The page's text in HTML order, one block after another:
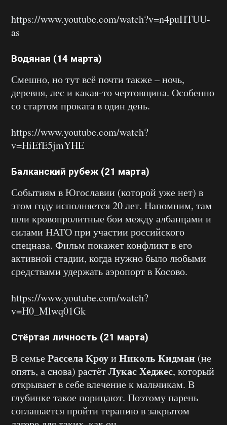
https://www.youtube.com/watch?v=n4puHTUU-
as
Водяная (14 марта)
Смешно, но тут всё почти также – ночь,
деревня, лес и какая-то чертовщина. Особенно
со стартом проката в один день.
https://www.youtube.com/watch?
v=HiEfE5jmYHE
Балканский рубеж (21 марта)
Событиям в Югославии (которой уже нет) в
этом году исполняется 20 лет. Напомним, там
шли кровопролитные бои между албанцами и
силами НАТО при участии российского
спецназа. Фильм покажет конфликт в его
активной стадии, когда нужно было любыми
средствами удержать аэропорт в Косово.
https://www.youtube.com/watch?
v=H0_Mlwq01Gk
Стёртая личность (21 марта)
В семьеРассела Кроуи Николь Кидман (не
опять, а снова) растётЛукас Хеджес, который
открывает в себе влечение к мальчикам. В
глубинке такое порицают. Поэтому парень
соглашается пройти терапию в закрытом